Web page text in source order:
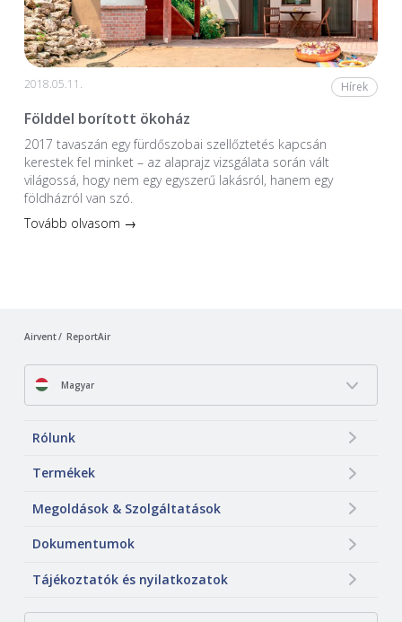
2018.05.11. Hírek
Földdel borított ökoház
2017 tavaszán egy fürdőszobai szellőztetés kapcsán
kerestek fel minket – az alaprajz vizsgálata során vált
világossá, hogy nem egy egyszerű lakásról, hanem egy
földházról van szó.
Tovább olvasom →
Airvent ReportAir
Magyar
Rólunk
Termékek
Megoldások & Szolgáltatások
Dokumentumok
Tájékoztatók és nyilatkozatok